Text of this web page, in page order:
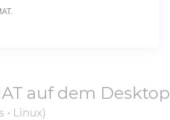
.
auf dem Desktop
• Linux)